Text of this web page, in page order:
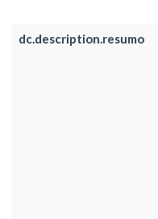
dc.description.resumo